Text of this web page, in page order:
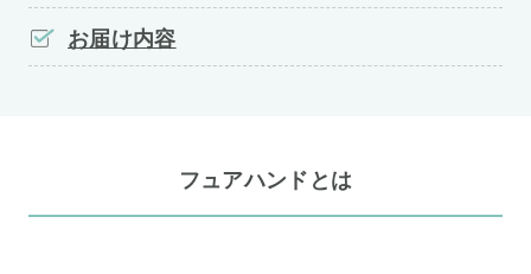
お届け内容
フュアハンドとは